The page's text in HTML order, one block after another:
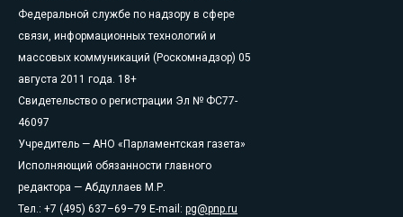
Федеральной службе по надзору в сфере
связи, информационных технологий и
массовых коммуникаций (Роскомнадзор) 05
августа 2011 года. 18+
Свидетельство о регистрации Эл № ФС77-
46097
Учредитель — АНО «Парламентская газета»
Исполняющий обязанности главного
редактора — Абдуллаев М.Р.
Тел.: +7 (495) 637–69–79 E-mail: pg@pnp.ru